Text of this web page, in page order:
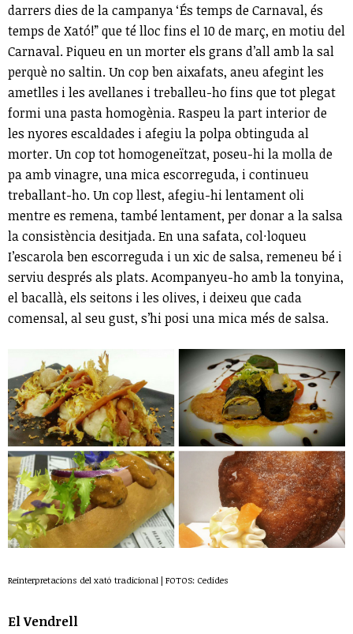
darrers dies de la campanya ‘És temps de Carnaval, és
temps de Xató!” que té lloc fins el 10 de març, en motiu del
Carnaval. Piqueu en un morter els grans d’all amb la sal
perquè no saltin. Un cop ben aixafats, aneu afegint les
ametlles i les avellanes i treballeu-ho fins que tot plegat
formi una pasta homogènia. Raspeu la part interior de
les nyores escaldades i afegiu la polpa obtinguda al
morter. Un cop tot homogeneïtzat, poseu-hi la molla de
pa amb vinagre, una mica escorreguda, i continueu
treballant-ho. Un cop llest, afegiu-hi lentament oli
mentre es remena, també lentament, per donar a la salsa
la consistència desitjada. En una safata, col·loqueu
I’escarola ben escorreguda i un xic de salsa, remeneu bé i
serviu després als plats. Acompanyeu-ho amb la tonyina,
el bacallà, els seitons i les olives, i deixeu que cada
comensal, al seu gust, s’hi posi una mica més de salsa.
Reinterpretacions del xató tradicional | FOTOS: Cedides
El Vendrell